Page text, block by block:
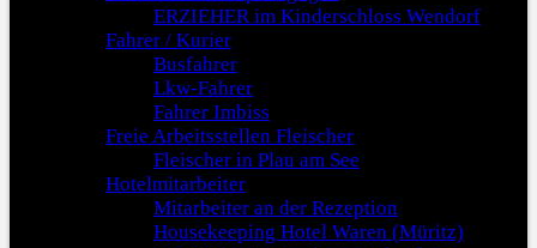
ERZIEHER im Kinderschloss Wendorf
Fahrer / Kurier
Busfahrer
Lkw-Fahrer
Fahrer Imbiss
Freie Arbeitsstellen Fleischer
Fleischer in Plau am See
Hotelmitarbeiter
Mitarbeiter an der Rezeption
Housekeeping Hotel Waren (Müritz)